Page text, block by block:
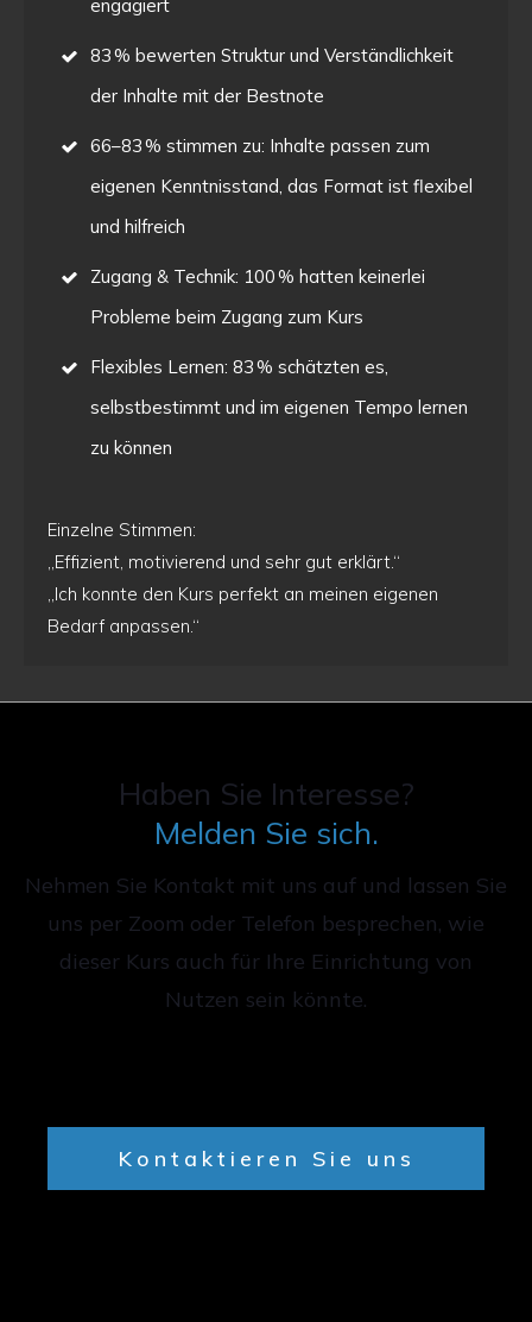
engagiert
83 % bewerten Struktur und Verständlichkeit
der Inhalte mit der Bestnote
66–83 % stimmen zu: Inhalte passen zum
eigenen Kenntnisstand, das Format ist flexibel
und hilfreich
Zugang & Technik: 100 % hatten keinerlei
Probleme beim Zugang zum Kurs
Flexibles Lernen: 83 % schätzten es,
selbstbestimmt und im eigenen Tempo lernen
zu können
Einzelne Stimmen:
„Effizient, motivierend und sehr gut erklärt.“
„Ich konnte den Kurs perfekt an meinen eigenen
Bedarf anpassen.“
Haben Sie Interesse?
Melden Sie sich.
Nehmen Sie Kontakt mit uns auf und lassen Sie
uns per Zoom oder Telefon besprechen, wie
dieser Kurs auch für Ihre Einrichtung von
Nutzen sein könnte.
Kontaktieren Sie uns